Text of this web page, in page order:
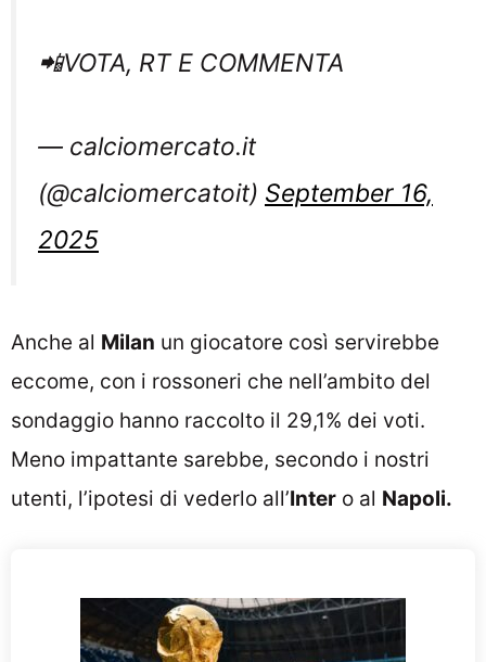
📲VOTA, RT E COMMENTA
— calciomercato.it
(@calciomercatoit) September 16,
2025
Anche al Milan un giocatore così servirebbe
eccome, con i rossoneri che nell’ambito del
sondaggio hanno raccolto il 29,1% dei voti.
Meno impattante sarebbe, secondo i nostri
utenti, l’ipotesi di vederlo all’Inter o al Napoli.